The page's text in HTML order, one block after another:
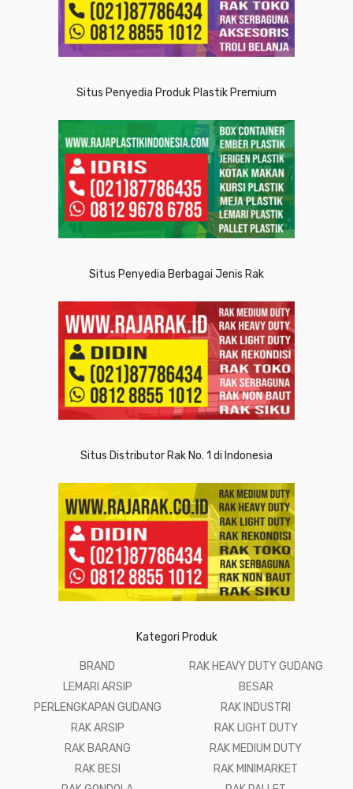
Situs Penyedia Produk Plastik Premium
Situs Penyedia Berbagai Jenis Rak
Situs Distributor Rak No. 1 di Indonesia
Kategori Produk
BRAND
LEMARI ARSIP
PERLENGKAPAN GUDANG
RAK ARSIP
RAK BARANG
RAK BESI
RAK HEAVY DUTY GUDANG
BESAR
RAK INDUSTRI
RAK LIGHT DUTY
RAK MEDIUM DUTY
RAK MINIMARKET